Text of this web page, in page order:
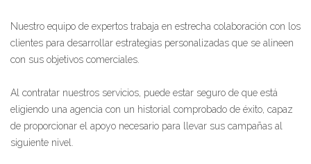
Nuestro equipo de expertos trabaja en estrecha colaboración con los
clientes para desarrollar estrategias personalizadas que se alineen
con sus objetivos comerciales.
Al contratar nuestros servicios, puede estar seguro de que está
eligiendo una agencia con un historial comprobado de éxito, capaz
de proporcionar el apoyo necesario para llevar sus campañas al
siguiente nivel.